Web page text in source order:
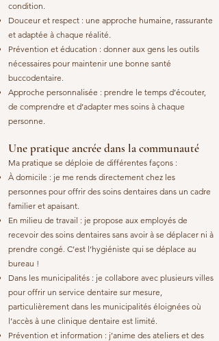
condition.
Douceur et respect : une approche humaine, rassurante
et adaptée à chaque réalité.
Prévention et éducation : donner aux gens les outils
nécessaires pour maintenir une bonne santé
buccodentaire.
Approche personnalisée : prendre le temps d’écouter,
de comprendre et d’adapter mes soins à chaque
personne.
Une pratique ancrée dans la communauté
Ma pratique se déploie de différentes façons :
À domicile : je me rends directement chez les
personnes pour offrir des soins dentaires dans un cadre
familier et apaisant.
En milieu de travail : je propose aux employés de
recevoir des soins dentaires sans avoir à se déplacer ni à
prendre congé. C’est l’hygiéniste qui se déplace au
bureau !
Dans les municipalités : je collabore avec plusieurs villes
pour offrir un service dentaire sur mesure,
particulièrement dans les municipalités éloignées où
l’accès à une clinique dentaire est limité.
Prévention et information : j’anime des ateliers et des